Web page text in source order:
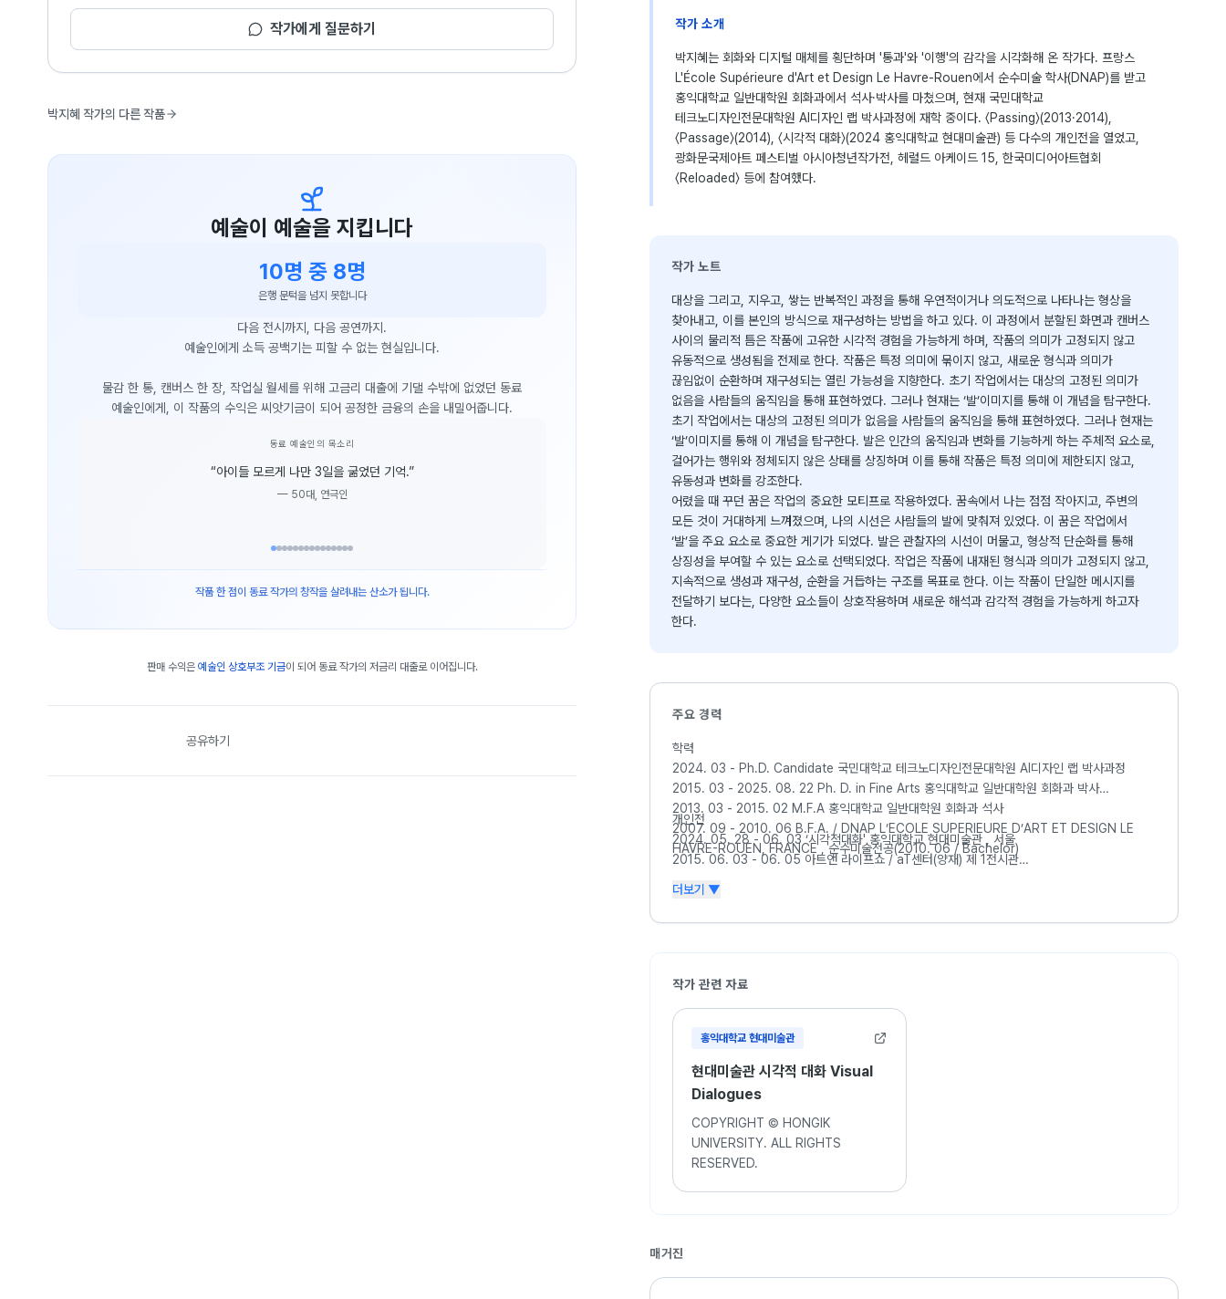
작가에게 질문하기
박지혜 작가의 다른 작품
예술이 예술을 지킵니다
10명 중 8명
은행 문턱을 넘지 못합니다
다음 전시까지, 다음 공연까지.
예술인에게 소득 공백기는 피할 수 없는 현실입니다.
물감 한 통, 캔버스 한 장, 작업실 월세를 위해 고금리 대출에 기댈 수밖에 없었던 동료
예술인에게, 이 작품의 수익은 씨앗기금이 되어 공정한 금융의 손을 내밀어줍니다.
동료 예술인의 목소리
“아이들 모르게 나만 3일을 굶었던 기억.”
— 50대, 연극인
작품 한 점이 동료 작가의 창작을 살려내는 산소가 됩니다.
판매 수익은 예술인 상호부조 기금이 되어 동료 작가의 저금리 대출로 이어집니다.
공유하기
작가 소개
박지혜는 회화와 디지털 매체를 횡단하며 '통과'와 '이행'의 감각을 시각화해 온 작가다. 프랑스
L'École Supérieure d'Art et Design Le Havre-Rouen에서 순수미술 학사(DNAP)를 받고
홍익대학교 일반대학원 회화과에서 석사·박사를 마쳤으며, 현재 국민대학교
테크노디자인전문대학원 AI디자인 랩 박사과정에 재학 중이다. 〈Passing〉(2013·2014),
〈Passage〉(2014), 〈시각적 대화〉(2024 홍익대학교 현대미술관) 등 다수의 개인전을 열었고,
광화문국제아트 페스티벌 아시아청년작가전, 헤럴드 아케이드 15, 한국미디어아트협회
〈Reloaded〉 등에 참여했다.
작가 노트
대상을 그리고, 지우고, 쌓는 반복적인 과정을 통해 우연적이거나 의도적으로 나타나는 형상을
찾아내고, 이를 본인의 방식으로 재구성하는 방법을 하고 있다. 이 과정에서 분할된 화면과 캔버스
사이의 물리적 틈은 작품에 고유한 시각적 경험을 가능하게 하며, 작품의 의미가 고정되지 않고
유동적으로 생성됨을 전제로 한다. 작품은 특정 의미에 묶이지 않고, 새로운 형식과 의미가
끊임없이 순환하며 재구성되는 열린 가능성을 지향한다. 초기 작업에서는 대상의 고정된 의미가
없음을 사람들의 움직임을 통해 표현하였다. 그러나 현재는 ‘발’이미지를 통해 이 개념을 탐구한다.
초기 작업에서는 대상의 고정된 의미가 없음을 사람들의 움직임을 통해 표현하였다. 그러나 현재는
‘발’이미지를 통해 이 개념을 탐구한다. 발은 인간의 움직임과 변화를 기능하게 하는 주체적 요소로,
걸어가는 행위와 정체되지 않은 상태를 상징하며 이를 통해 작품은 특정 의미에 제한되지 않고,
유동성과 변화를 강조한다.
어렸을 때 꾸던 꿈은 작업의 중요한 모티프로 작용하였다. 꿈속에서 나는 점점 작아지고, 주변의
모든 것이 거대하게 느껴졌으며, 나의 시선은 사람들의 발에 맞춰져 있었다. 이 꿈은 작업에서
‘발’을 주요 요소로 중요한 게기가 되었다. 발은 관찰자의 시선이 머물고, 형상적 단순화를 통해
상징성을 부여할 수 있는 요소로 선택되었다. 작업은 작품에 내재된 형식과 의미가 고정되지 않고,
지속적으로 생성과 재구성, 순환을 거듭하는 구조를 목표로 한다. 이는 작품이 단일한 메시지를
전달하기 보다는, 다양한 요소들이 상호작용하며 새로운 해석과 감각적 경험을 가능하게 하고자
한다.
주요 경력
학력
2024. 03 - Ph.D. Candidate 국민대학교 테크노디자인전문대학원 AI디자인 랩 박사과정
2015. 03 - 2025. 08. 22 Ph. D. in Fine Arts 홍익대학교 일반대학원 회화과 박사
2013. 03 - 2015. 02 M.F.A 홍익대학교 일반대학원 회화과 석사
2007. 09 - 2010. 06 B.F.A. / DNAP L’ECOLE SUPERIEURE D’ART ET DESIGN LE
HAVRE-ROUEN, FRANCE , 순수미술전공(2010. 06 / Bachelor)
개인전
2024. 05. 28 - 06. 03 ‘시각적대화' 홍익대학교 현대미술관 , 서울
2015. 06. 03 - 06. 05 아트앤 라이프쇼 / aT센터(양재) 제 1전시관
2014. 05.29 - 06.02 ‘Passage’ 갤러리 세븐 / 페인팅, 예술의 전당 한가람미술관, 서울
2025.11.21 - 11.29 Reloaded, 답십리아트랩, 한국미디어아트협회, 서울
2024. 10.23 - 10. 28 아시아청년작가전(80인), 세종문화회관, 광화문국제아트 페스티벌, 서울
2023. 11.1 - 11.8 하남 프린지 아트 페어(60인), 하남문화재단
2014. 10. 패스포트 / 대전MBC M-Gallery, 대전 MBC
2013. 09 14th GPS ‘도’전 / 페인팅, 홍익대학교 현대미술관, 서울
2012. 11 알파청년작가전 / 페인팅
2011. 11 ‘Fall in love’ / 디지털프린트, 산토리니 갤러리, 서울
2010. 04 - 06 ‘Art and Nature’ / 설치, Jardin suspendu au Havre, 프랑스
더보기 ▼
작가 관련 자료
홍익대학교 현대미술관
현대미술관 시각적 대화 Visual
Dialogues
COPYRIGHT © HONGIK
UNIVERSITY. ALL RIGHTS
RESERVED.
매거진